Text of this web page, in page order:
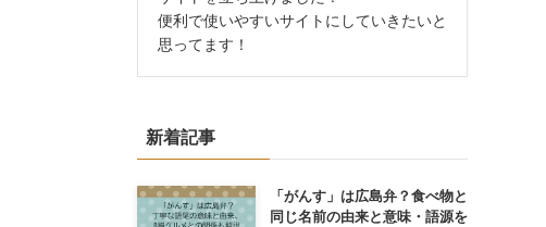
便利で使いやすいサイトにしていきたいと
思ってます！
新着記事
「がんす」は広島弁？食べ物と
同じ名前の由来と意味・語源を